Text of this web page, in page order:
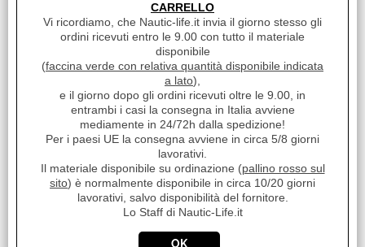
TENDER PA 390 ALU
Prezzo Chiavi in mano ESCLUSO Motore e eventuale
trasporto al domicilio del cliente PA 390 ALU Tutte le
imbarcazioni della gamma ALU (Aluminium) [...]
CARRELLO
Vi ricordiamo, che Nautic-life.it invia il giorno stesso gli
ordini ricevuti entro le 9.00 con tutto il materiale
disponibile
(faccina verde con relativa quantità disponibile indicata
a lato),
e il giorno dopo gli ordini ricevuti oltre le 9.00, in
entrambi i casi la consegna in Italia avviene
mediamente in 24/72h dalla spedizione!
Per i paesi UE la consegna avviene in circa 5/8 giorni
lavorativi.
Il materiale disponibile su ordinazione (pallino rosso sul
sito) è normalmente disponibile in circa 10/20 giorni
lavorativi, salvo disponibilità del fornitore.
Lo Staff di Nautic-Life.it